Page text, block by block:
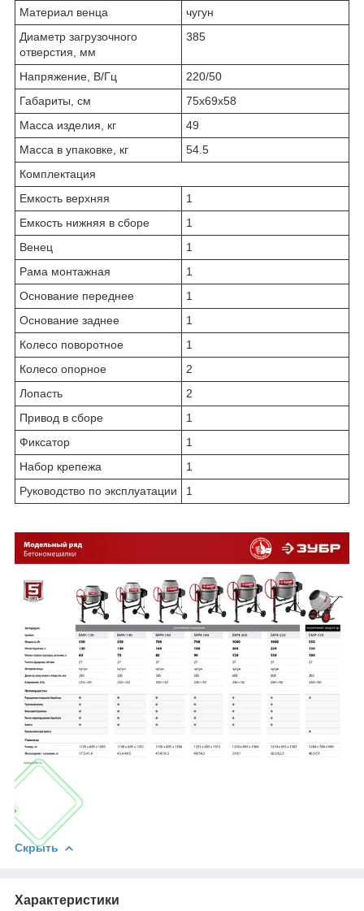
Материал венца
чу­гун
Диаметр загрузочного
отверстия, мм
385
Напряжение, В/Гц
220/50
Габариты, см
75х69х58
Масса изделия, кг
49
Масса в упаковке, кг
54.5
Комплектация
Емкость верхняя
1
Емкость нижняя в сборе
1
Венец
1
Рама монтажная
1
Основание переднее
1
Основание заднее
1
Колесо поворотное
1
Колесо опорное
2
Лопасть
2
Привод в сборе
1
Фиксатор
1
Набор крепежа
1
Руководство по эксплуатации
1
Скрыть
Характеристики